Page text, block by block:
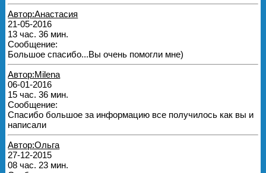
Автор:Анастасия
21-05-2016
13 час. 36 мин.
Сообщение:
Большое спасибо...Вы очень помогли мне)
Автор:Milena
06-01-2016
15 час. 36 мин.
Сообщение:
Спасибо большое за информацию все получилось как вы и
написали
Автор:Ольга
27-12-2015
08 час. 23 мин.